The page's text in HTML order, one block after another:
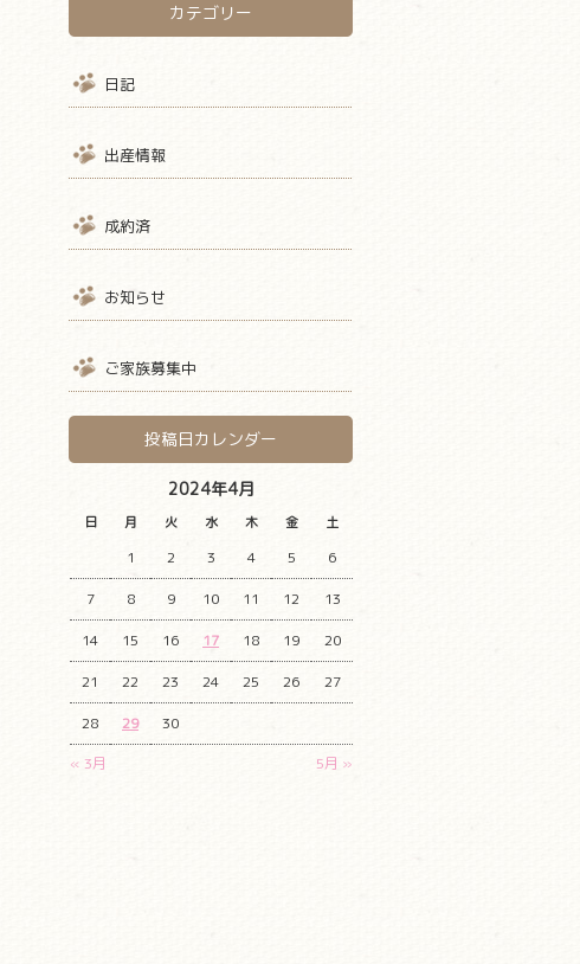
カテゴリー
日記
出産情報
成約済
お知らせ
ご家族募集中
投稿日カレンダー
2024年4月
日 月 火 水 木 金 土
« 3月 5月 »
1 2 3 4 5 6
7 8 9 10 11 12 13
14 15 16 17 18 19 20
21 22 23 24 25 26 27
28 29 30